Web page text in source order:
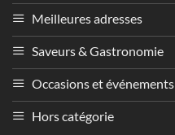
Meilleures adresses
Saveurs & Gastronomie
Occasions et événements
Hors catégorie